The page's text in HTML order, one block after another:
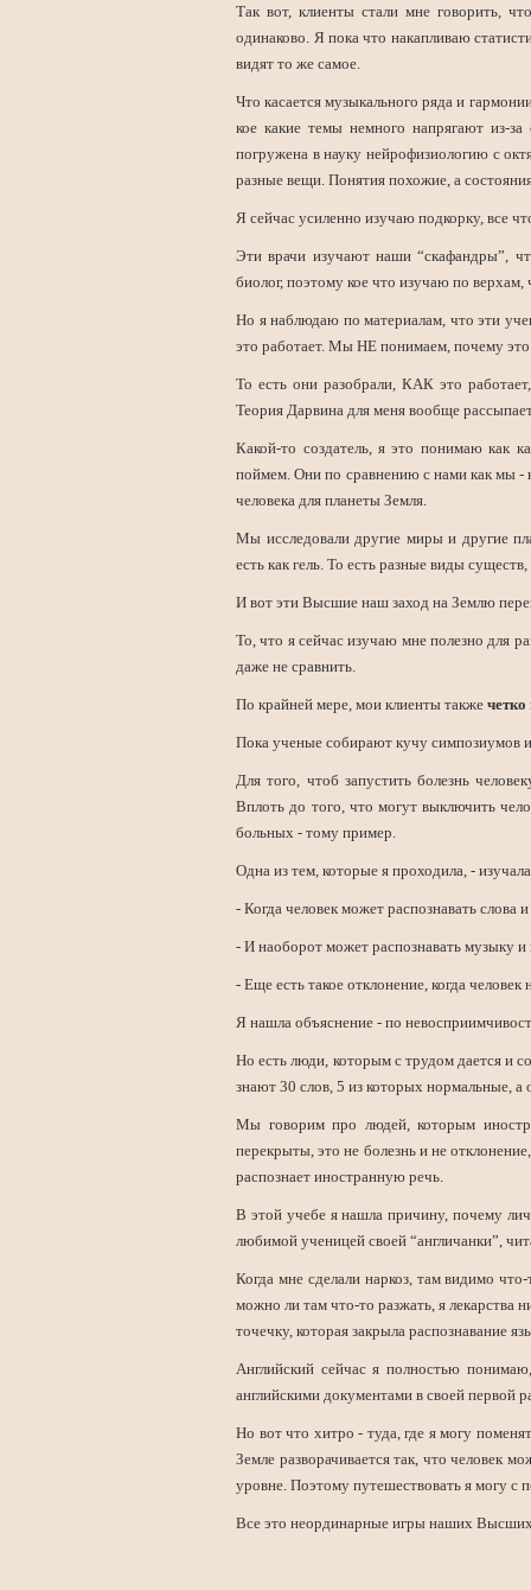
Так вот, клиенты стали мне говорить,
одинаково. Я пока что накапливаю
видят то же самое.
Что касается музыкального ряда и
кое какие темы немного напрягают из-
погружена в науку нейрофизиологию с
разные вещи. Понятия похожие, а
Я сейчас усиленно изучаю подкорку, все
Эти врачи изучают наши “скафандры”,
биолог, поэтому кое что изучаю по
Но я наблюдаю по материалам, что эти
это работает. Мы НЕ понимаем, почему это
То есть они разобрали, КАК это
Теория Дарвина для меня вообще
Какой-то создатель, я это понимаю как
поймем. Они по сравнению с нами как мы -
человека для планеты Земля.
Мы исследовали другие миры и другие
есть как гель. То есть разные виды
И вот эти Высшие наш заход на Землю
То, что я сейчас изучаю мне полезно для
даже не сравнить.
По крайней мере, мои клиенты такжечетко
Пока ученые собирают кучу симпозиумов
Для того, чтоб запустить болезнь
Вплоть до того, что могут выключить
больных - тому пример.
Одна из тем, которые я проходила, -
- Когда человек может распознавать слова
- И наоборот может распознавать музыку
- Еще есть такое отклонение, когда
Я нашла объяснение - по
Но есть люди, которым с трудом дается и
знают 30 слов, 5 из которых нормальные, а
Мы говорим про людей, которым
перекрыты, это не болезнь и не
распознает иностранную речь.
В этой учебе я нашла причину, почему
любимой ученицей своей “англичанки”,
Когда мне сделали наркоз, там видимо
можно ли там что-то разжать, я лекарства
точечку, которая закрыла распознавание
Английский сейчас я полностью
английскими документами в своей первой
Но вот что хитро - туда, где я могу
Земле разворачивается так, что человек
уровне. Поэтому путешествовать я могу с
Все это неординарные игры наших Высших